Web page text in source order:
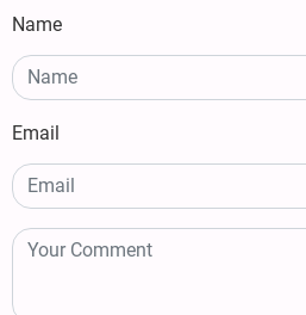
Name
Email